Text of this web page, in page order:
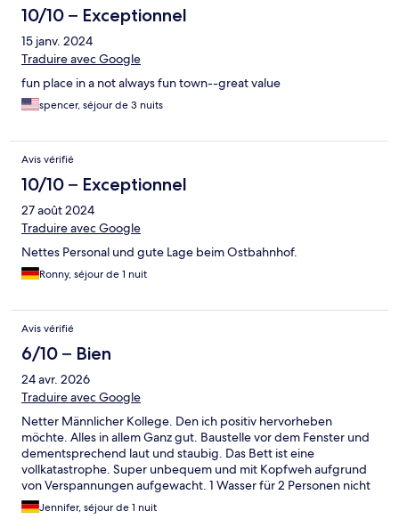
10/10 – Exceptionnel
15 janv. 2024
Traduire avec Google
fun place in a not always fun town--great value
spencer, séjour de 3 nuits
Avis vérifié
10/10 – Exceptionnel
27 août 2024
Traduire avec Google
Nettes Personal und gute Lage beim Ostbahnhof.
Ronny, séjour de 1 nuit
Avis vérifié
6/10 – Bien
24 avr. 2026
Traduire avec Google
Netter Männlicher Kollege. Den ich positiv hervorheben
möchte. Alles in allem Ganz gut. Baustelle vor dem Fenster und
dementsprechend laut und staubig. Das Bett ist eine
vollkatastrophe. Super unbequem und mit Kopfweh aufgrund
von Verspannungen aufgewacht. 1 Wasser für 2 Personen nicht
so tolle Ein Zusatz Mülleimer im Bad wäre gut. Der Rest wie
gewohnt, nett, gratis Drink, relativ unkompliziert.
Jennifer, séjour de 1 nuit